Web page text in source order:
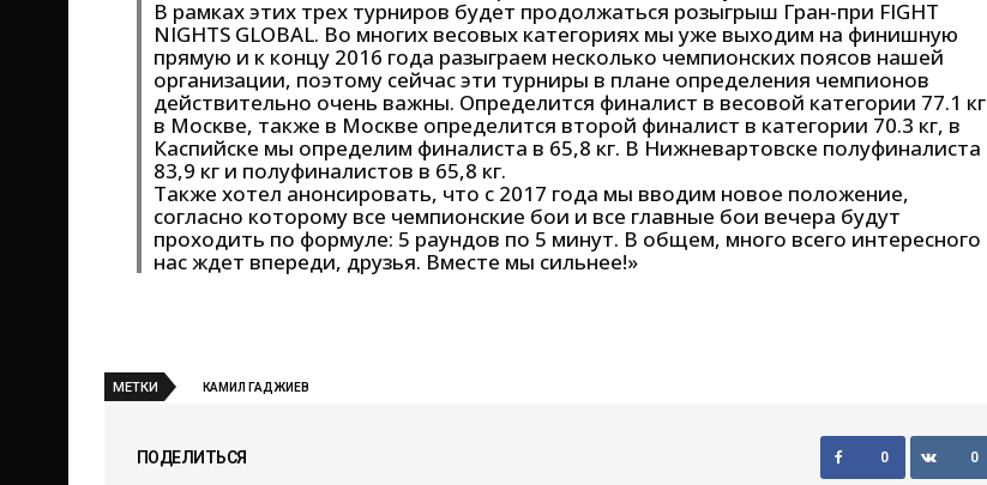
В рамках этих трех турниров будет продолжаться розыгрыш Гран-при FIGHT
NIGHTS GLOBAL. Во многих весовых категориях мы уже выходим на финишную
прямую и к концу 2016 года разыграем несколько чемпионских поясов нашей
организации, поэтому сейчас эти турниры в плане определения чемпионов
действительно очень важны. Определится финалист в весовой категории 77.1 кг
в Москве, также в Москве определится второй финалист в категории 70.3 кг, в
Каспийске мы определим финалиста в 65,8 кг. В Нижневартовске полуфиналиста
83,9 кг и полуфиналистов в 65,8 кг.
Также хотел анонсировать, что с 2017 года мы вводим новое положение,
согласно которому все чемпионские бои и все главные бои вечера будут
проходить по формуле: 5 раундов по 5 минут. В общем, много всего интересного
нас ждет впереди, друзья. Вместе мы сильнее!»
МЕТКИ КАМИЛ ГАДЖИЕВ
ПОДЕЛИТЬСЯ 0 0